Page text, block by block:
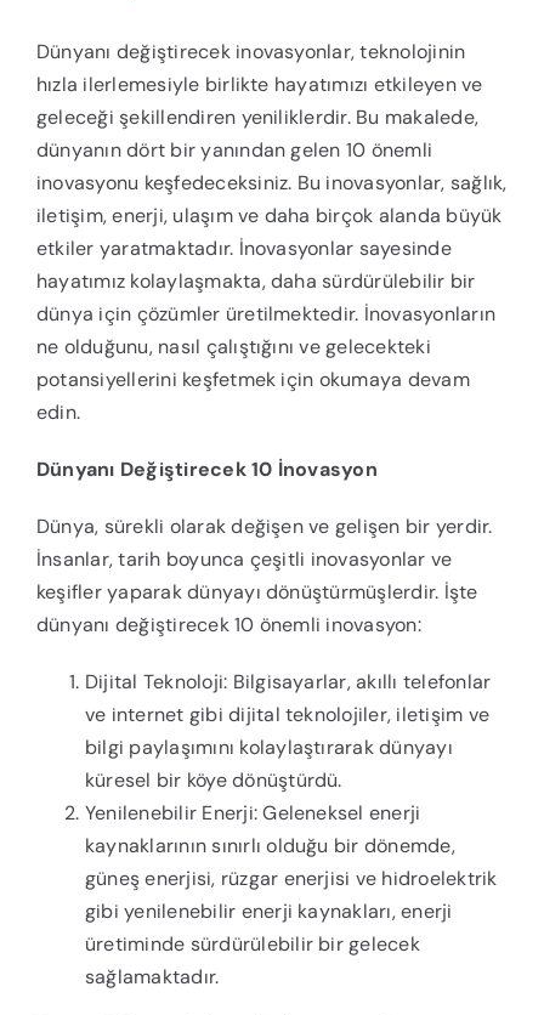
Dünyanı değiştirecek inovasyonlar, teknolojinin
hızla ilerlemesiyle birlikte hayatımızı etkileyen ve
geleceği şekillendiren yeniliklerdir. Bu makalede,
dünyanın dört bir yanından gelen 10 önemli
inovasyonu keşfedeceksiniz. Bu inovasyonlar, sağlık,
iletişim, enerji, ulaşım ve daha birçok alanda büyük
etkiler yaratmaktadır. İnovasyonlar sayesinde
hayatımız kolaylaşmakta, daha sürdürülebilir bir
dünya için çözümler üretilmektedir. İnovasyonların
ne olduğunu, nasıl çalıştığını ve gelecekteki
potansiyellerini keşfetmek için okumaya devam
edin.
Dünyanı Değiştirecek 10 İnovasyon
Dünya, sürekli olarak değişen ve gelişen bir yerdir.
İnsanlar, tarih boyunca çeşitli inovasyonlar ve
keşifler yaparak dünyayı dönüştürmüşlerdir. İşte
dünyanı değiştirecek 10 önemli inovasyon:
Dijital Teknoloji: Bilgisayarlar, akıllı telefonlar
ve internet gibi dijital teknolojiler, iletişim ve
bilgi paylaşımını kolaylaştırarak dünyayı
küresel bir köye dönüştürdü.
Yenilenebilir Enerji: Geleneksel enerji
kaynaklarının sınırlı olduğu bir dönemde,
güneş enerjisi, rüzgar enerjisi ve hidroelektrik
gibi yenilenebilir enerji kaynakları, enerji
üretiminde sürdürülebilir bir gelecek
sağlamaktadır.